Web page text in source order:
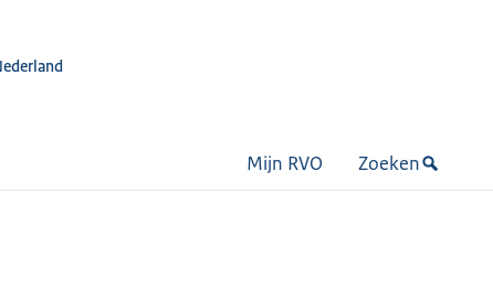
Mijn RVO Zoeken